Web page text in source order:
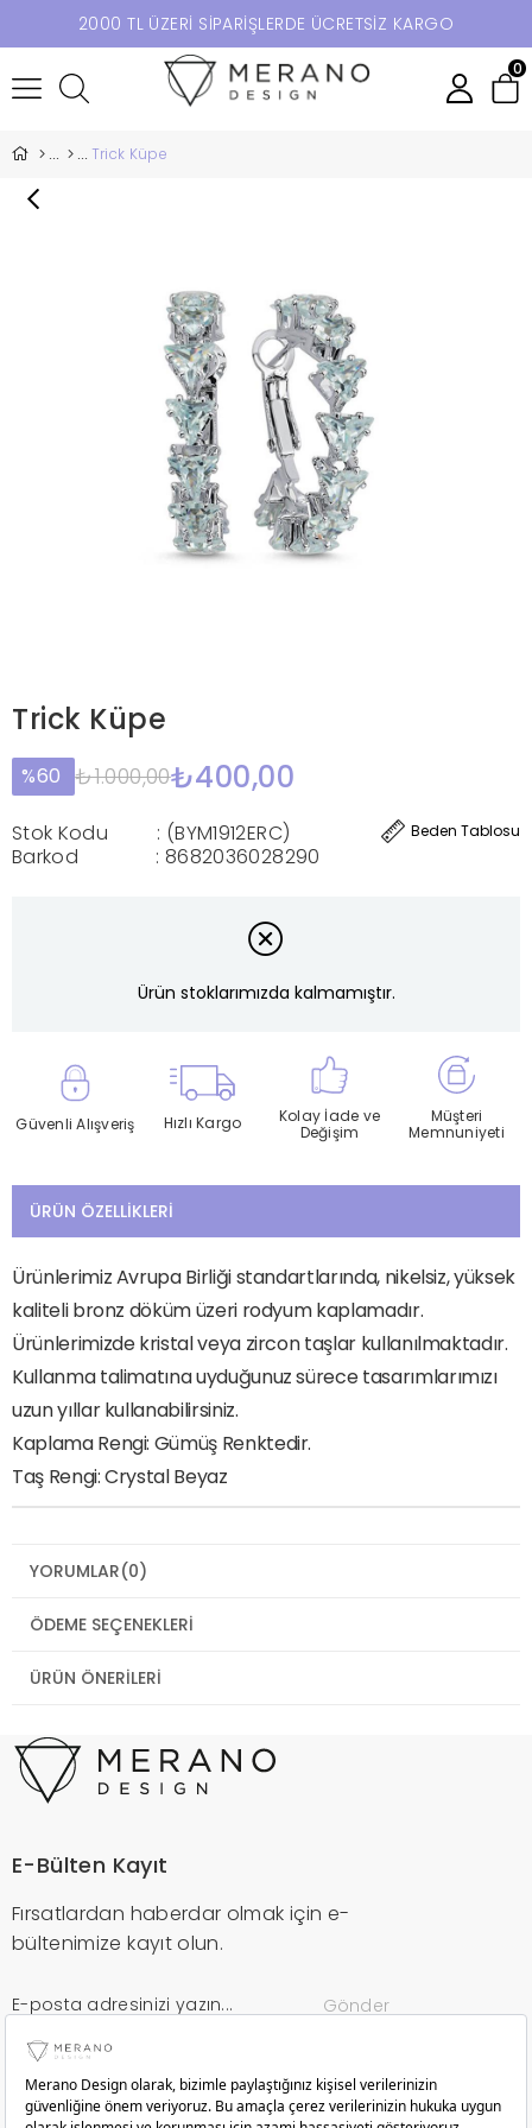
2000 TL ÜZERİ SİPARİŞLERDE ÜCRETSİZ KARGO
0
Trick Küpe
Trick Küpe
60 ₺1.000,00₺400,00
Beden Tablosu
Stok Kodu
(BYM1912ERC)
Barkod
: 8682036028290
Ürün stoklarımızda kalmamıştır.
Güvenli Alışveriş Hızlı Kargo
Kolay İade ve
Değişim
Müşteri
Memnuniyeti
ÜRÜN ÖZELLIKLERI
Ürünlerimiz Avrupa Birliği standartlarında, nikelsiz, yüksek
kaliteli bronz döküm üzeri rodyum kaplamadır.
Ürünlerimizde kristal veya zircon taşlar kullanılmaktadır.
Kullanma talimatına uyduğunuz sürece tasarımlarımızı
uzun yıllar kullanabilirsiniz.
Kaplama Rengi: Gümüş Renktedir.
Taş Rengi: Crystal Beyaz
YORUMLAR(0)
ÖDEME SEÇENEKLERI
ÜRÜN ÖNERILERI
E-Bülten Kayıt
Fırsatlardan haberdar olmak için e-
bültenimize kayıt olun.
Gönder
Kurumsal